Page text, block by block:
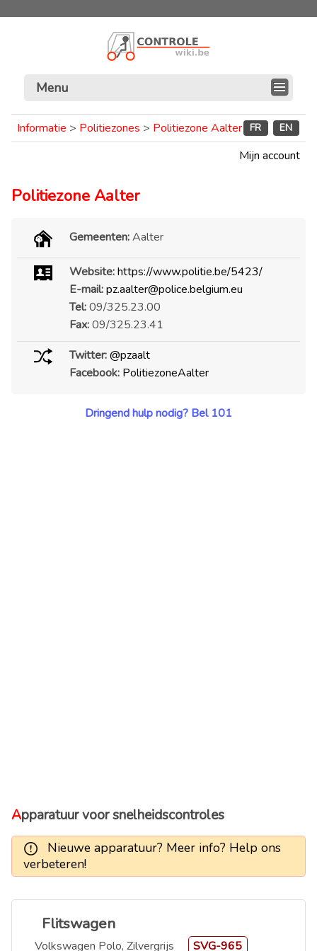
Menu
Informatie > Politiezones > Politiezone Aalter FR EN
Mijn account
Politiezone Aalter
Gemeenten:Aalter
Website:https://www.politie.be/5423/
E-mail: pz.aalter@police.belgium.eu
Tel:09/325.23.00
Fax:09/325.23.41
Twitter: @pzaalt
Facebook: PolitiezoneAalter
Dringend hulp nodig? Bel 101
Apparatuur voor snelheidscontroles
Nieuwe apparatuur? Meer info? Help ons
verbeteren!
Flitswagen
Volkswagen Polo, Zilvergrijs SVG-965